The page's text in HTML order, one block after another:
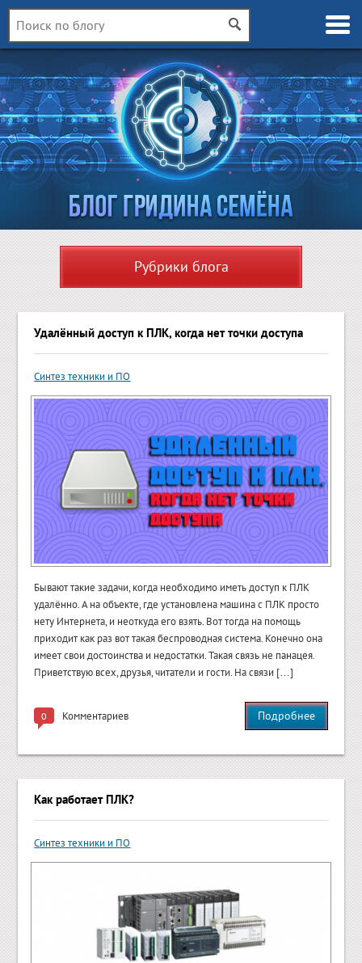
Рубрики блога
Удалённый доступ к ПЛК, когда нет точки доступа
Синтез техники и ПО
Бывают такие задачи, когда необходимо иметь доступ к ПЛК
удалённо. А на объекте, где установлена машина с ПЛК просто
нету Интернета, и неоткуда его взять. Вот тогда на помощь
приходит как раз вот такая беспроводная система. Конечно она
имеет свои достоинства и недостатки. Такая связь не панацея.
Приветствую всех, друзья, читатели и гости. На связи […]
0 Комментариев Подробнее
Как работает ПЛК?
Синтез техники и ПО